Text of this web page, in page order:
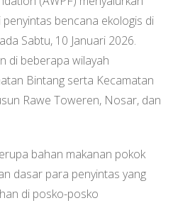
bencana ekologis di
Sabtu, 10 Januari 2026.
di beberapa wilayah
Bintang serta Kecamatan
Rawe Toweren, Nosar, dan
bahan makanan pokok
dasar para penyintas yang
di posko-posko